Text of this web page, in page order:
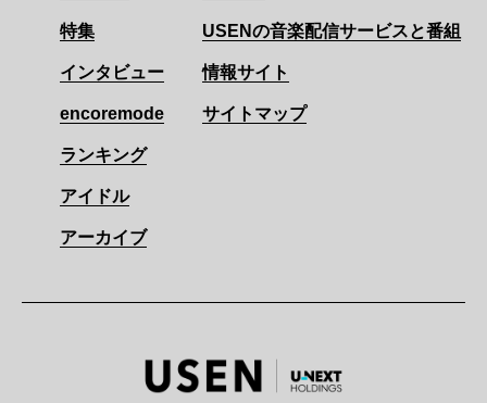
特集
インタビュー
encoremode
ランキング
アイドル
アーカイブ
USENの音楽配信サービスと番組
情報サイト
サイトマップ